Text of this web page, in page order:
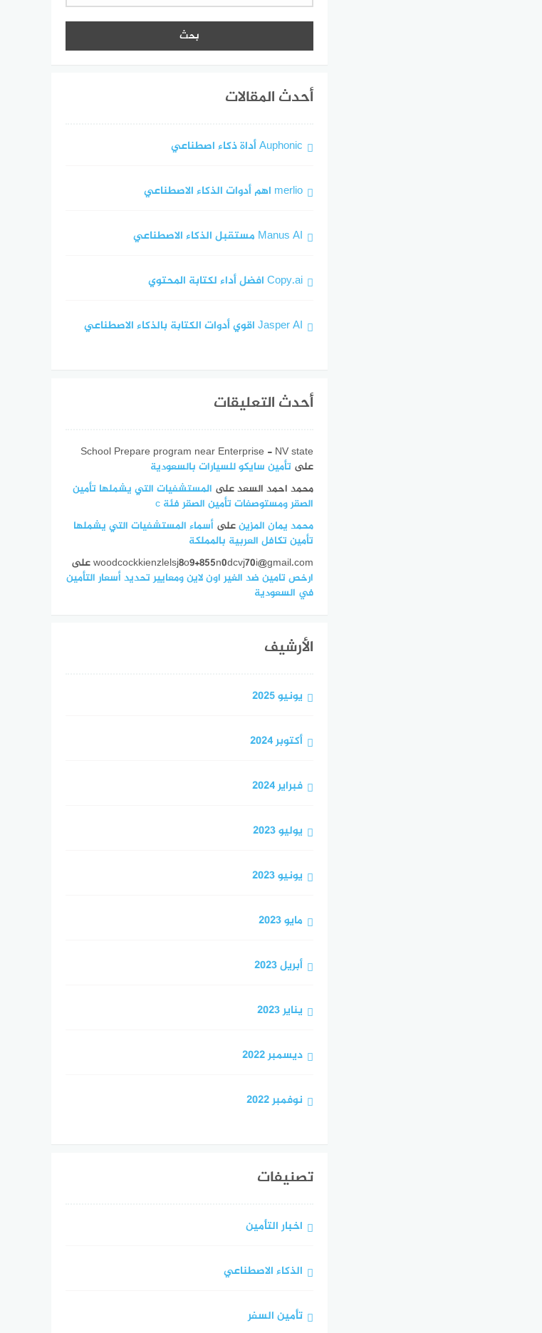
أحدث المقالات
Auphonic أداة ذكاء اصطناعي
merlio اهم أدوات الذكاء الاصطناعي
Manus AI مستقبل الذكاء الاصطناعي
Copy.ai افضل أداء لكتابة المحتوي
Jasper AI اقوي أدوات الكتابة بالذكاء الاصطناعي
أحدث التعليقات
School Prepare program near Enterprise - NV state
علىتأمين سايكو للسيارات بالسعودية
محمد احمد السعدعلى المستشفيات التي يشملها تأمين
الصقر ومستوصفات تأمين الصقر فئة c
محمد يمان المزينعلىأسماء المستشفيات التي يشملها
تأمين تكافل العربية بالمملكة
woodcockkienzlelsj8o9+855n0dcvj70i@gmail.comعلى
ارخص تامين ضد الغير اون لاين ومعايير تحديد أسعار التأمين
في السعودية
الأرشيف
يونيو 2025
أكتوبر 2024
فبراير 2024
يوليو 2023
يونيو 2023
مايو 2023
أبريل 2023
يناير 2023
ديسمبر 2022
نوفمبر 2022
تصنيفات
اخبار التأمين
الذكاء الاصطناعي
تأمين السفر